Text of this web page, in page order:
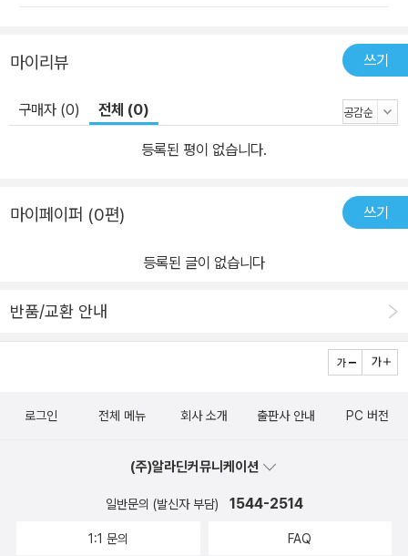
마이리뷰 쓰기
구매자 (0) 전체 (0)
등록된 평이 없습니다.
마이페이퍼 (0편) 쓰기
등록된 글이 없습니다
반품/교환 안내
로그인 전체 메뉴 회사 소개 출판사 안내 PC 버전
(주)알라딘커뮤니케이션
일반문의 (발신자 부담) 1544-2514
1:1 문의 FAQ